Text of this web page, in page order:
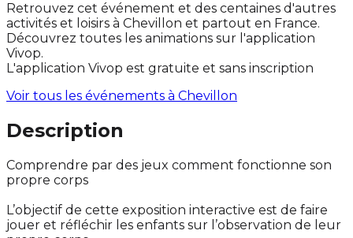
Retrouvez cet événement et des centaines d'autres
activités et loisirs à Chevillon et partout en France.
Découvrez toutes les animations sur l'application
Vivop.
L'application Vivop est gratuite et sans inscription
Voir tous les événements à Chevillon
Description
Comprendre par des jeux comment fonctionne son
propre corps
L’objectif de cette exposition interactive est de faire
jouer et réfléchir les enfants sur l’observation de leur